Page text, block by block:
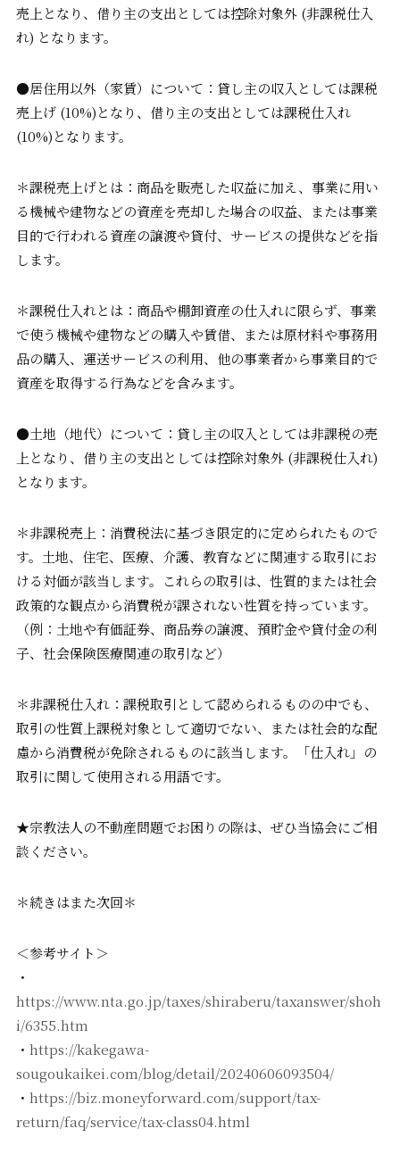
売上となり、借り主の支出としては控除対象外 (非課税仕入
れ) となります。
●居住用以外（家賃）について：貸し主の収入としては課税
売上げ (10%)となり、借り主の支出としては課税仕入れ
(10%)となります。
＊課税売上げとは：商品を販売した収益に加え、事業に用い
る機械や建物などの資産を売却した場合の収益、または事業
目的で行われる資産の譲渡や貸付、サービスの提供などを指
します。
＊課税仕入れとは：商品や棚卸資産の仕入れに限らず、事業
で使う機械や建物などの購入や賃借、または原材料や事務用
品の購入、運送サービスの利用、他の事業者から事業目的で
資産を取得する行為などを含みます。
●土地（地代）について：貸し主の収入としては非課税の売
上となり、借り主の支出としては控除対象外 (非課税仕入れ)
となります。
＊非課税売上：消費税法に基づき限定的に定められたもので
す。土地、住宅、医療、介護、教育などに関連する取引にお
ける対価が該当します。これらの取引は、性質的または社会
政策的な観点から消費税が課されない性質を持っています。
（例：土地や有価証券、商品券の譲渡、預貯金や貸付金の利
子、社会保険医療関連の取引など）
＊非課税仕入れ：課税取引として認められるものの中でも、
取引の性質上課税対象として適切でない、または社会的な配
慮から消費税が免除されるものに該当します。「仕入れ」の
取引に関して使用される用語です。
★宗教法人の不動産問題でお困りの際は、ぜひ当協会にご相
談ください。
＊続きはまた次回＊
＜参考サイト＞
・
https://www.nta.go.jp/taxes/shiraberu/taxanswer/shoh
i/6355.htm
・ https://kakegawa-
sougoukaikei.com/blog/detail/20240606093504/
・ https://biz.moneyforward.com/support/tax-
return/faq/service/tax-class04.html